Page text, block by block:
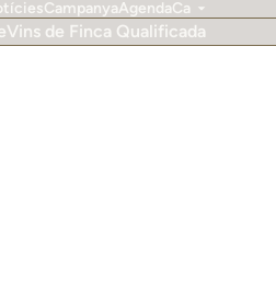
CampanyaAgendaCa
Vins de Finca Qualificada